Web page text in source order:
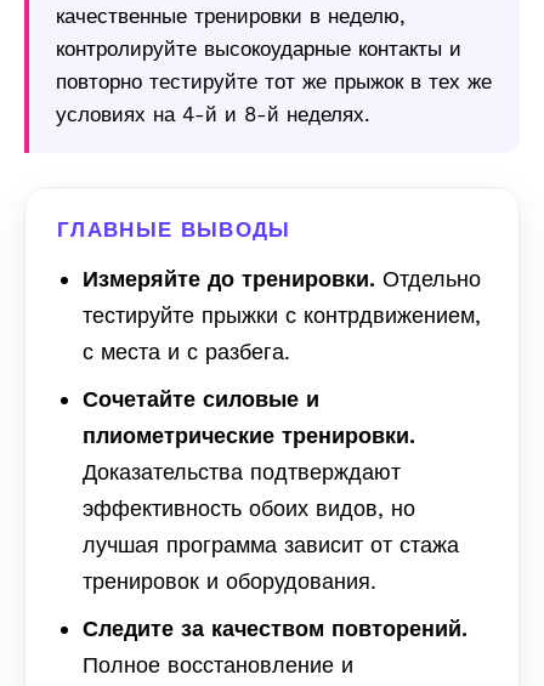
качественные тренировки в неделю,
контролируйте высокоударные контакты и
повторно тестируйте тот же прыжок в тех же
условиях на 4-й и 8-й неделях.
ГЛАВНЫЕ ВЫВОДЫ
Измеряйте до тренировки. Отдельно
тестируйте прыжки с контрдвижением,
с места и с разбега.
Сочетайте силовые и
плиометрические тренировки.
Доказательства подтверждают
эффективность обоих видов, но
лучшая программа зависит от стажа
тренировок и оборудования.
Следите за качеством повторений.
Полное восстановление и